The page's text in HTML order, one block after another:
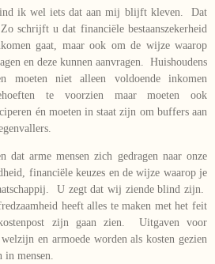
ik wel iets dat aan mij blijft kleven. Dat
schrijft u dat financiële bestaanszekerheid
gaat, maar ook om de wijze waarop
en deze kunnen aanvragen. Huishoudens
moeten niet alleen voldoende inkomen
te voorzien maar moeten ook
én moeten in staat zijn om buffers aan
arme mensen zich gedragen naar onze
financiële keuzes en de wijze waarop je
U zegt dat wij ziende blind zijn.
heeft alles te maken met het feit
zijn gaan zien. Uitgaven voor
en armoede worden als kosten gezien
mensen.